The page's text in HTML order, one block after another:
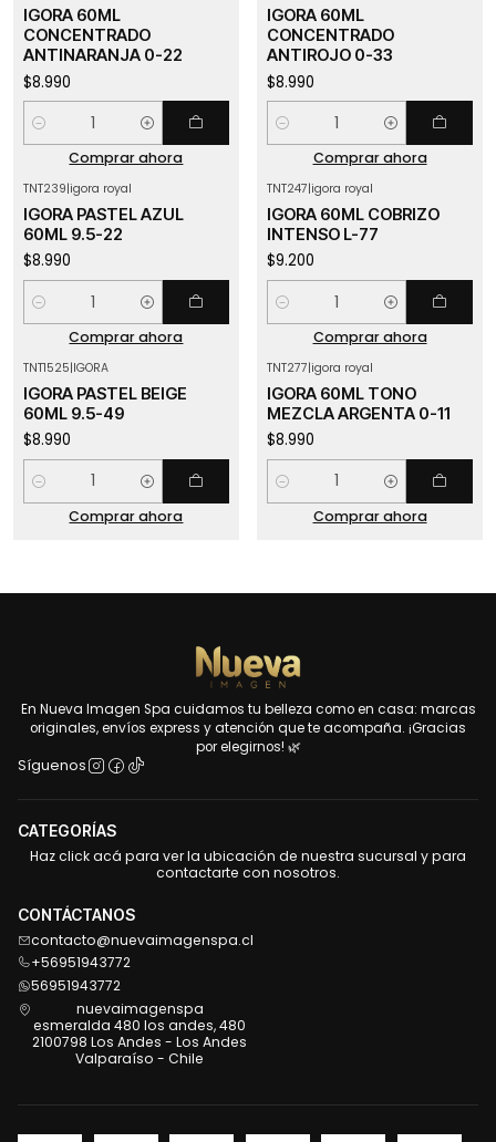
IGORA 60ML
CONCENTRADO
ANTINARANJA 0-22
$8.990
Cantidad
Comprar ahora
IGORA 60ML
CONCENTRADO
ANTIROJO 0-33
$8.990
Cantidad
Comprar ahora
TNT239|igora royal
IGORA PASTEL AZUL
60ML 9.5-22
$8.990
Cantidad
Comprar ahora
TNT247|igora royal
IGORA 60ML COBRIZO
INTENSO L-77
$9.200
Cantidad
Comprar ahora
TNT1525|IGORA
IGORA PASTEL BEIGE
60ML 9.5-49
$8.990
Cantidad
Comprar ahora
TNT277|igora royal
IGORA 60ML TONO
MEZCLA ARGENTA 0-11
$8.990
Cantidad
Comprar ahora
En Nueva Imagen Spa cuidamos tu belleza como en casa: marcas
originales, envíos express y atención que te acompaña. ¡Gracias
por elegirnos! 🌿
Síguenos
CATEGORÍAS
Haz click acá para ver la ubicación de nuestra sucursal y para
contactarte con nosotros.
CONTÁCTANOS
contacto@nuevaimagenspa.cl
+56951943772
56951943772
nuevaimagenspa
esmeralda 480 los andes, 480
2100798 Los Andes - Los Andes
Valparaíso - Chile